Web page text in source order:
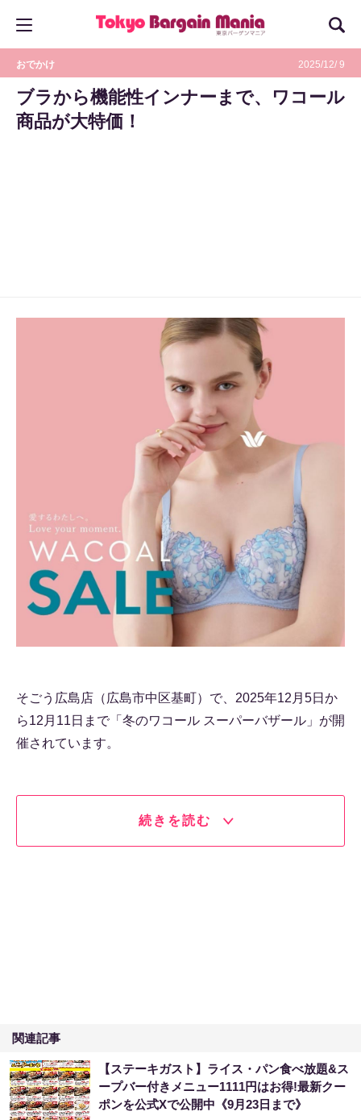
おでかけ 2025/12/ 9
ブラから機能性インナーまで、ワコール
商品が大特価！
そごう広島店（広島市中区基町）で、2025年12月5日か
ら12月11日まで「冬のワコール スーパーバザール」が開
催されています。
続きを読む
関連記事
【ステーキガスト】ライス・パン食べ放題&ス
ープバー付きメニュー1111円はお得!最新クー
ポンを公式Xで公開中《9月23日まで》